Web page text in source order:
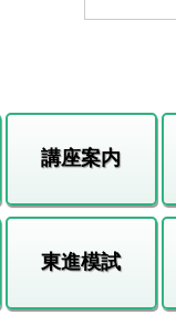
講座案内
東進模試